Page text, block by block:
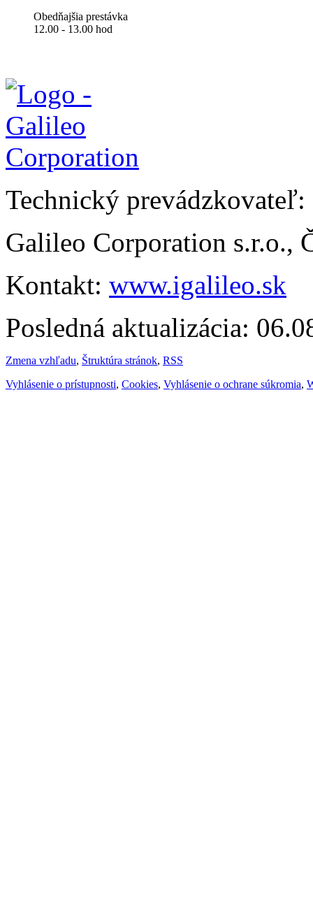
Obedňajšia prestávka
12.00 - 13.00 hod
Technický prevádzkovateľ:
Galileo Corporation s.r.o.,
Kontakt: www.igalileo.sk
Posledná aktualizácia:
Zmena vzhľadu, Štruktúra stránok, RSS
Vyhlásenie o prístupnosti, Cookies, Vyhlásenie o ochrane súkromia,